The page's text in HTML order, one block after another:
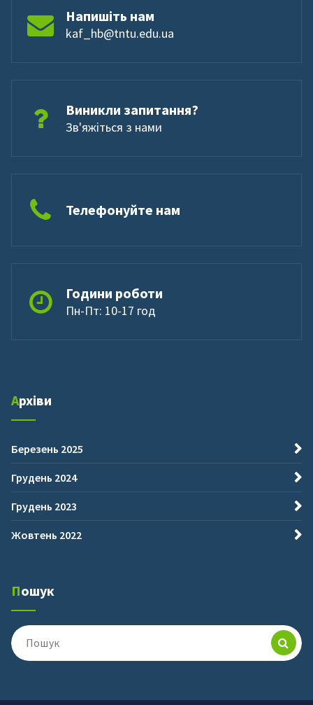
Напишіть нам
kaf_hb@tntu.edu.ua
Виникли запитання?
Зв'яжіться з нами
Телефонуйте нам
Години роботи
Пн-Пт: 10-17 год
Архіви
Березень 2025
Грудень 2024
Грудень 2023
Жовтень 2022
Пошук
Пошук
для: